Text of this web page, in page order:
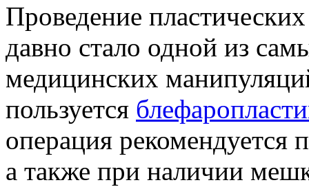
Проведение
давно стало одной из
медицинских
пользуется
операция рекомендуется
а также при наличии